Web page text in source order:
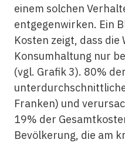
einem solchen
entgegenwirken. Ein
Kosten zeigt, dass die
Konsumhaltung nur
(vgl. Grafik 3). 80%
Franken) und
19% der
Bevölkerung, die am